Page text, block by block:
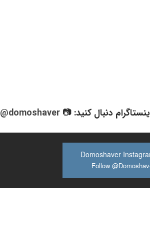
دنبال کنید: 📷@domoshaver
Domoshaver
Follow